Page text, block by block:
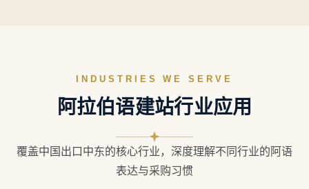
INDUSTRIES WE SERVE
阿拉伯语建站行业应用
覆盖中国出口中东的核心行业，深度理解不同行业的阿语
表达与采购习惯